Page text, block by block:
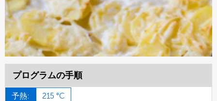
プログラムの手順
予熱: 215 °C